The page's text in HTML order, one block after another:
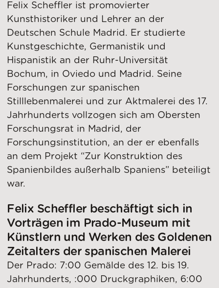
Felix Scheffler ist promovierter
Kunsthistoriker und Lehrer an der
Deutschen Schule Madrid. Er studierte
Kunstgeschichte, Germanistik und
Hispanistik an der Ruhr-Universität
Bochum, in Oviedo und Madrid. Seine
Forschungen zur spanischen
Stilllebenmalerei und zur Aktmalerei des 17.
Jahrhunderts vollzogen sich am Obersten
Forschungsrat in Madrid, der
Forschungsinstitution, an der er ebenfalls
an dem Projekt “Zur Konstruktion des
Spanienbildes außerhalb Spaniens” beteiligt
war.
Felix Scheffler beschäftigt sich in
Vorträgen im Prado-Museum mit
Künstlern und Werken des Goldenen
Zeitalters der spanischen Malerei
Der Prado: 7:00 Gemälde des 12. bis 19.
Jahrhunderts, :000 Druckgraphiken, 6:00